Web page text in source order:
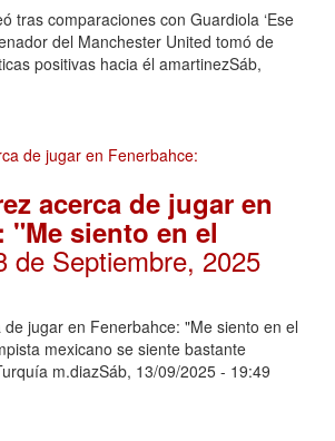
tras comparaciones con Guardiola ‘Ese
del Manchester United tomó de
positivas hacia él amartinezSáb,
acerca de jugar en
"Me siento en el
de Septiembre, 2025
jugar en Fenerbahce: "Me siento en el
mexicano se siente bastante
m.diazSáb, 13/09/2025 - 19:49